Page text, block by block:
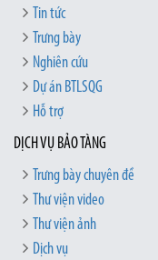
Tin tức
Trưng bày
Nghiên cứu
Dự án BTLSQG
Hỗ trợ
DỊCH VỤ BẢO TÀNG
Trưng bày chuyên đề
Thư viện video
Thư viện ảnh
Dịch vụ